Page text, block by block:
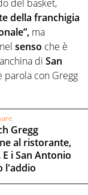
del basket,
della franchigia
ma
nel senso che è
di San
con Gregg
Gregg
al ristorante,
i San Antonio
l'addio